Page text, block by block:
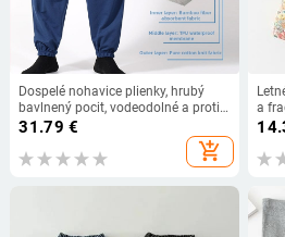
Dospelé nohavice plienky, hrubý
bavlnený pocit, vodeodolné a proti
úniku, prateľné, pre ležiacich
seniorov, ochrana proti bočnému
úniku
31.79 €
add_shopping_cart
a